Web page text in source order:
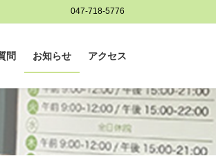
047-718-5776
問 お知らせ アクセス